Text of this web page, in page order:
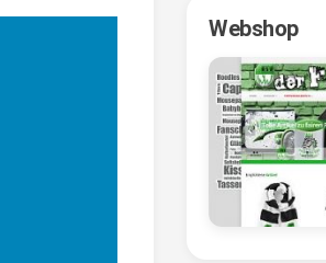
Webshop